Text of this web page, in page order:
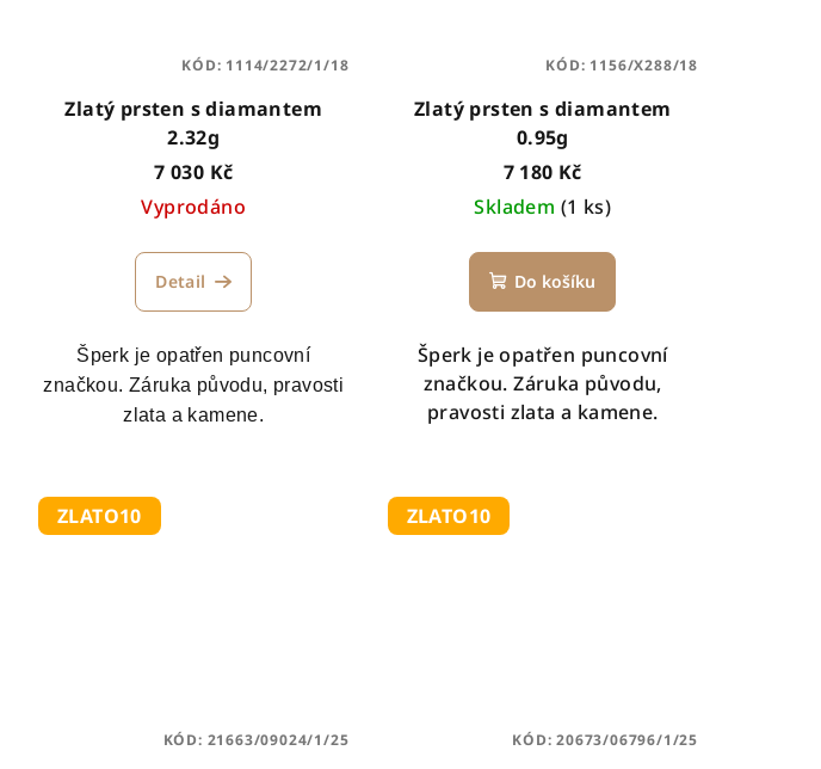
Zlatý prsten s diamantem
2.32g
7 030 Kč
Vyprodáno
Detail
Šperk je opatřen puncovní
značkou. Záruka původu, pravosti
zlata a kamene.
KÓD: 1114/2272/1/18
Zlatý prsten s diamantem
0.95g
7 180 Kč
Skladem (1 ks)
Do košíku
Šperk je opatřen puncovní
značkou. Záruka původu,
pravosti zlata a kamene.
KÓD: 1156/X288/18
ZLATO10
KÓD: 21663/09024/1/25
ZLATO10
KÓD:20673/06796/1/25